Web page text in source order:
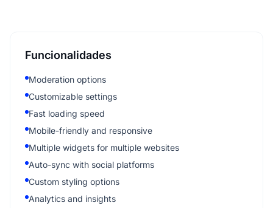
Funcionalidades
Moderation options
Customizable settings
Fast loading speed
Mobile-friendly and responsive
Multiple widgets for multiple websites
Auto-sync with social platforms
Custom styling options
Analytics and insights